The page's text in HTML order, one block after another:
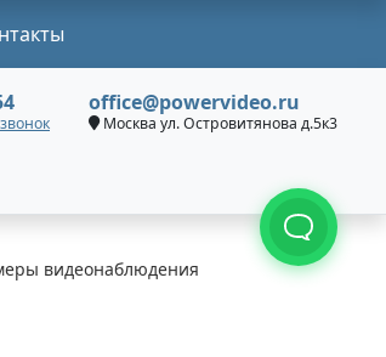
office@powervideo.ru
Москва ул. Островитянова д.5к3
видеонаблюдения